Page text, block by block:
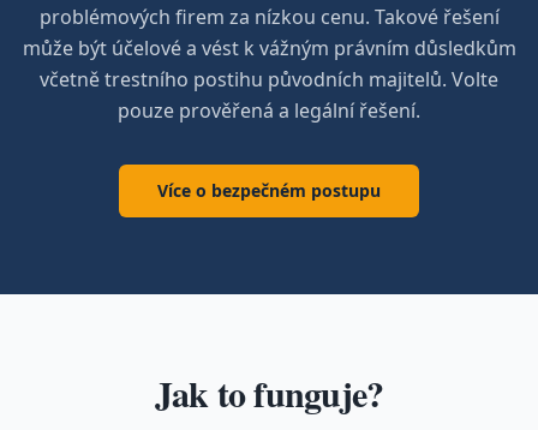
problémových firem za nízkou cenu. Takové řešení
může být účelové a vést k vážným právním důsledkům
včetně trestního postihu původních majitelů. Volte
pouze prověřená a legální řešení.
Více o bezpečném postupu
Jak to funguje?